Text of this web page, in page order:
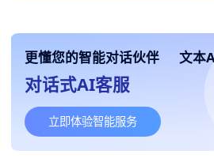
更懂您的智能对话伙伴 文本
对话式AI客服
立即体验智能服务